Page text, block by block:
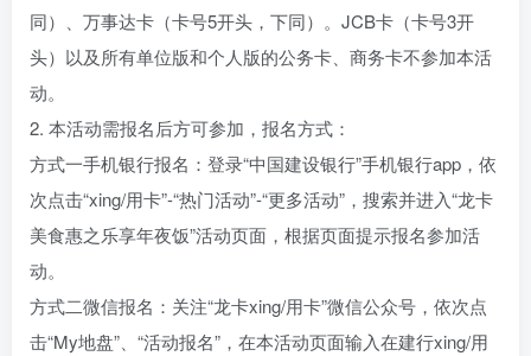
同）、万事达卡（卡号5开头，下同）。JCB卡（卡号3开
头）以及所有单位版和个人版的公务卡、商务卡不参加本活
动。
2. 本活动需报名后方可参加，报名方式：
方式一手机银行报名：登录“中国建设银行”手机银行app，依
次点击“xing/用卡”-“热门活动”-“更多活动”，搜索并进入“龙卡
美食惠之乐享年夜饭”活动页面，根据页面提示报名参加活
动。
方式二微信报名：关注“龙卡xing/用卡”微信公众号，依次点
击“My地盘”、“活动报名”，在本活动页面输入在建行xing/用